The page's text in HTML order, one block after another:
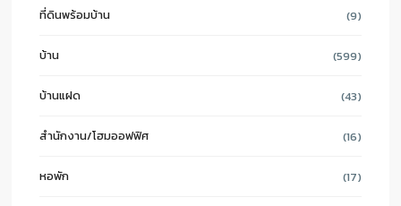
ที่ดินพร้อมบ้าน (9)
บ้าน (599)
บ้านแฝด (43)
สำนักงาน/โฮมออฟฟิศ (16)
หอพัก (17)